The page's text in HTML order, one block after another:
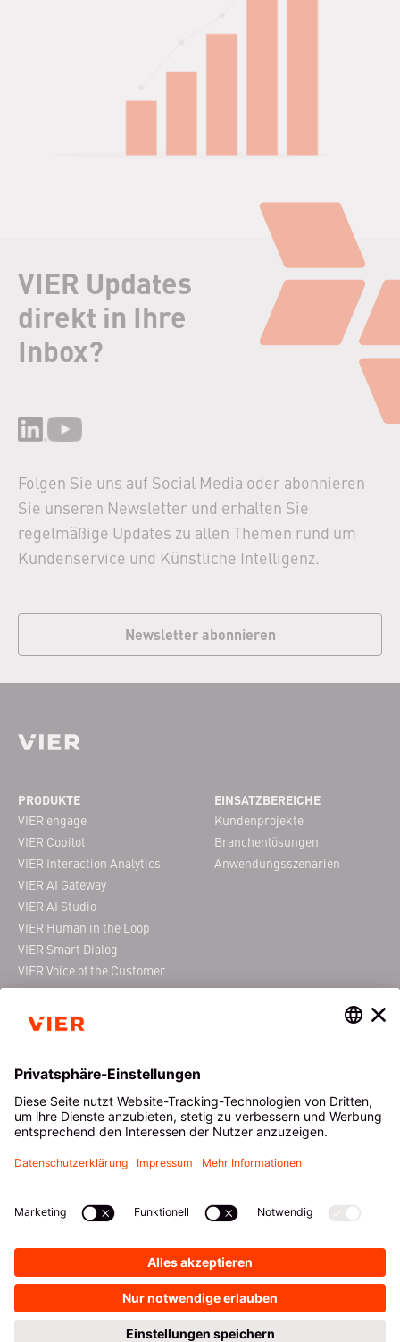
VIER Updates
direkt in Ihre
Inbox?
Folgen Sie uns auf Social Media oder abonnieren
Sie unseren Newsletter und erhalten Sie
regelmäßige Updates zu allen Themen rund um
Kundenservice und Künstliche Intelligenz.
Newsletter abonnieren
Footer Navigation
PRODUKTE
VIER engage
VIER Copilot
VIER Interaction Analytics
VIER AI Gateway
VIER AI Studio
VIER Human in the Loop
VIER Smart Dialog
VIER Voice of the Customer
VIER Conferencing
EINSATZBEREICHE
Kundenprojekte
Branchenlösungen
Anwendungsszenarien
News
Events
Karriere bei VIER
Sicherheit & Datenschutz
VIER Webinare
Glossar
KONTAKT
PRODUKTNAVIGATORDE|EN